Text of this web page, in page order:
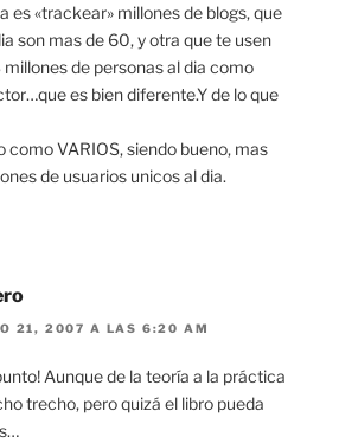
es «trackear» millones de blogs, que
son mas de 60, y otra que te usen
millones de personas al dia como
es bien diferente.Y de lo que
como VARIOS, siendo bueno, mas
de usuarios unicos al dia.
21, 2007 A LAS 6:20 AM
Aunque de la teoría a la práctica
trecho, pero quizá el libro pueda